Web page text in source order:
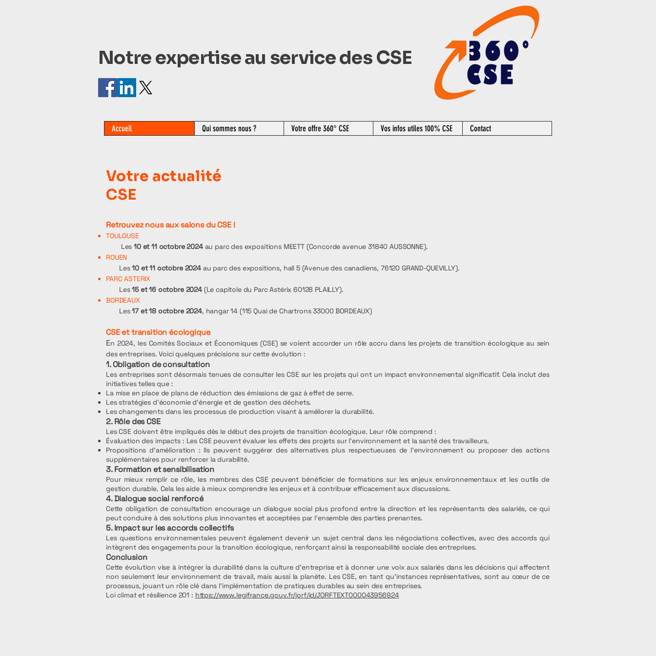
Notre expertise au service des CSE
Accueil Qui sommes nous ? Votre offre 360° CSE Vos infos utiles 100% CSE Contact
Votre actualité
CSE
Retrouvez nous aux salons du CSE !
TOULOUSE
Les10 et 11 octobre 2024au parc des expositions MEETT (Concorde avenue 31840 AUSSONNE).​
ROUEN
Les10 et 11 octobre 2024au parc des expositions, hall 5 (Avenue des canadiens, 76120 GRAND-QUEVILLY)​.
PARC ASTERIX
Les15 et 16 octobre 2024(Le capitole du Parc Astérix 60128 PLAILLY)​.
BORDEAUX
Les17 et 18 octobre 2024, hangar 14 (115 Quai de Chartrons 33000 BORDEAUX)​
CSE et transition écologique
En 2024, les Comités Sociaux et Économiques (CSE) se voient accorder un rôle accru dans les projets de transition écologique au sein
des entreprises. Voici quelques précisions sur cette évolution :
1. Obligation de consultation
Les entreprises sont désormais tenues de consulter les CSE sur les projets qui ont un impact environnemental significatif. Cela inclut des
initiatives telles que :
La mise en place de plans de réduction des émissions de gaz à effet de serre.
Les stratégies d'économie d'énergie et de gestion des déchets.
Les changements dans les processus de production visant à améliorer la durabilité.
2. Rôle des CSE
Les CSE doivent être impliqués dès le début des projets de transition écologique. Leur rôle comprend :
Évaluation des impacts : Les CSE peuvent évaluer les effets des projets sur l'environnement et la santé des travailleurs.
Propositions d'amélioration : Ils peuvent suggérer des alternatives plus respectueuses de l'environnement ou proposer des actions
supplémentaires pour renforcer la durabilité.
3. Formation et sensibilisation
Pour mieux remplir ce rôle, les membres des CSE peuvent bénéficier de formations sur les enjeux environnementaux et les outils de
gestion durable. Cela les aide à mieux comprendre les enjeux et à contribuer efficacement aux discussions.
4. Dialogue social renforcé
Cette obligation de consultation encourage un dialogue social plus profond entre la direction et les représentants des salariés, ce qui
peut conduire à des solutions plus innovantes et acceptées par l'ensemble des parties prenantes.
5. Impact sur les accords collectifs
Les questions environnementales peuvent également devenir un sujet central dans les négociations collectives, avec des accords qui
intègrent des engagements pour la transition écologique, renforçant ainsi la responsabilité sociale des entreprises.
Conclusion
Cette évolution vise à intégrer la durabilité dans la culture d'entreprise et à donner une voix aux salariés dans les décisions qui affectent
non seulement leur environnement de travail, mais aussi la planète. Les CSE, en tant qu'instances représentatives, sont au cœur de ce
processus, jouant un rôle clé dans l'implémentation de pratiques durables au sein des entreprises.
Loi climat et résilience 201 : https://www.legifrance.gouv.fr/jorf/id/JORFTEXT000043956924